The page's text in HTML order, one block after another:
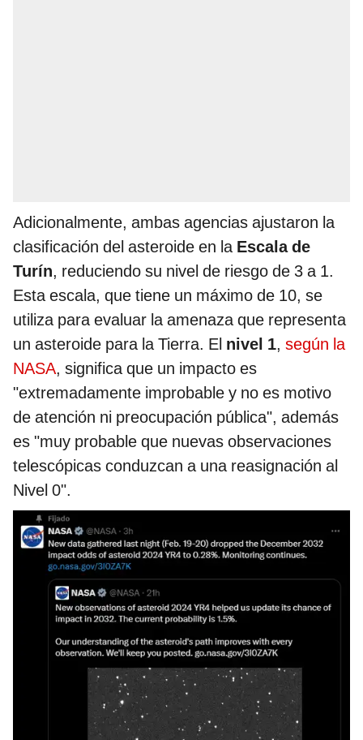
Adicionalmente, ambas agencias ajustaron la
clasificación del asteroide en la Escala de
Turín, reduciendo su nivel de riesgo de 3 a 1.
Esta escala, que tiene un máximo de 10, se
utiliza para evaluar la amenaza que representa
un asteroide para la Tierra. El nivel 1, según la
NASA, significa que un impacto es
"extremadamente improbable y no es motivo
de atención ni preocupación pública", además
es "muy probable que nuevas observaciones
telescópicas conduzcan a una reasignación al
Nivel 0".